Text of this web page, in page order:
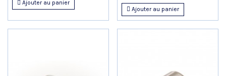
Ajouter au panier
Ajouter au panier